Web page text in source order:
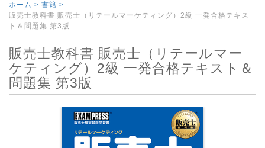
ホーム > 書籍 >
販売士教科書 販売士（リテールマーケティング）2級 一発合格テキス
ト＆問題集 第3版
販売士教科書 販売士（リテールマー
ケティング）2級 一発合格テキスト＆
問題集 第3版